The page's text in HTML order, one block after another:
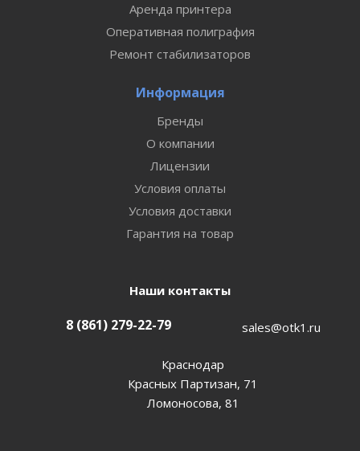
Аренда принтера
Оперативная полиграфия
Ремонт стабилизаторов
Информация
Бренды
О компании
Лицензии
Условия оплаты
Условия доставки
Гарантия на товар
Наши контакты
8 (861) 279-22-79 sales@otk1.ru
Краснодар
Красных Партизан, 71
Ломоносова, 81